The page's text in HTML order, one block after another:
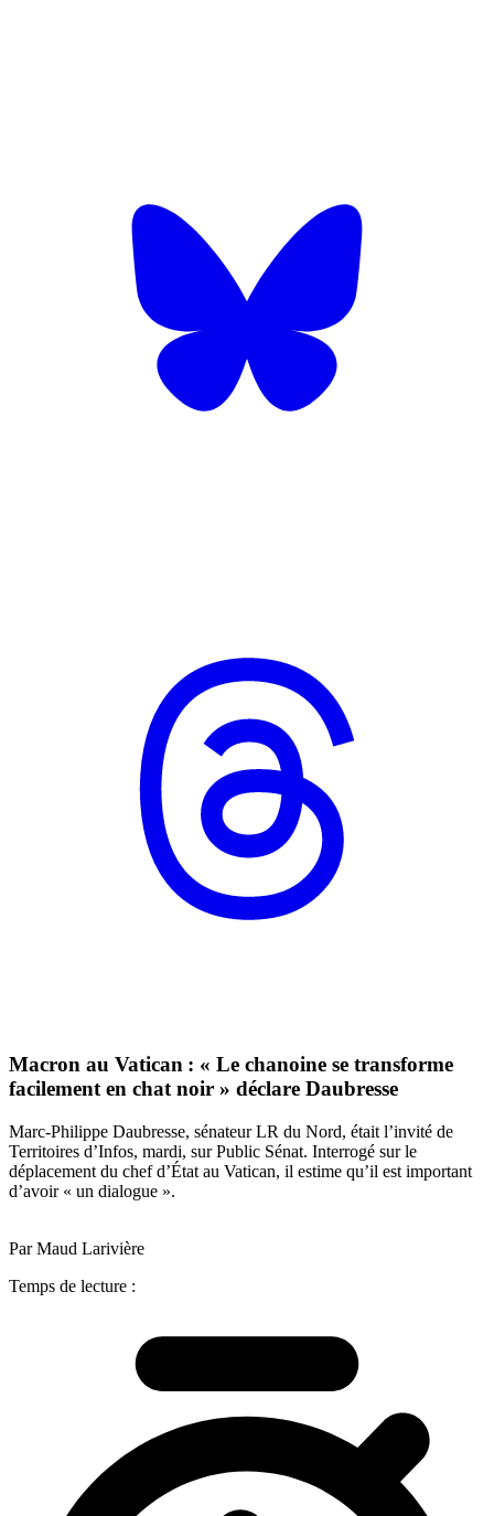
Macron au Vatican : « Le chanoine se transforme
facilement en chat noir » déclare Daubresse
Marc-Philippe Daubresse, sénateur LR du Nord, était l’invité de
Territoires d’Infos, mardi, sur Public Sénat. Interrogé sur le
déplacement du chef d’État au Vatican, il estime qu’il est important
d’avoir « un dialogue ».
Par Maud Larivière
Temps de lecture :